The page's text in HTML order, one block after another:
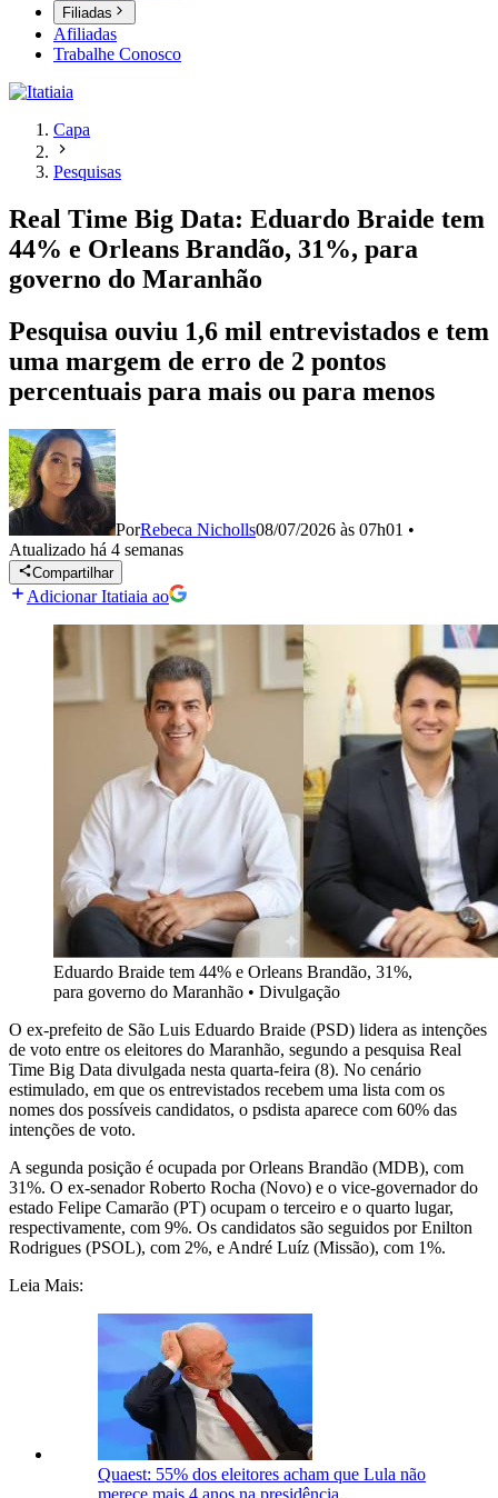
Filiadas
Afiliadas
Trabalhe Conosco
Capa
Pesquisas
Real Time Big Data: Eduardo Braide tem
44% e Orleans Brandão, 31%, para
governo do Maranhão
Pesquisa ouviu 1,6 mil entrevistados e tem
uma margem de erro de 2 pontos
percentuais para mais ou para menos
PorRebeca Nicholls08/07/2026 às 07h01 •
Atualizado há 4 semanas
Compartilhar
Adicionar Itatiaia ao
Eduardo Braide tem 44% e Orleans Brandão, 31%,
para governo do Maranhão • Divulgação
O ex-prefeito de São Luis Eduardo Braide (PSD) lidera as intenções
de voto entre os eleitores do Maranhão, segundo a pesquisa Real
Time Big Data divulgada nesta quarta-feira (8). No cenário
estimulado, em que os entrevistados recebem uma lista com os
nomes dos possíveis candidatos, o psdista aparece com 60% das
intenções de voto.
A segunda posição é ocupada por Orleans Brandão (MDB), com
31%. O ex-senador Roberto Rocha (Novo) e o vice-governador do
estado Felipe Camarão (PT) ocupam o terceiro e o quarto lugar,
respectivamente, com 9%. Os candidatos são seguidos por Enilton
Rodrigues (PSOL), com 2%, e André Luíz (Missão), com 1%.
Leia Mais:
Quaest: 55% dos eleitores acham que Lula não